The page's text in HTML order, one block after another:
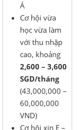
Á
Cơ hội vừa
học vừa làm
với thu nhập
cao, khoảng
2,600 – 3,600
SGD/tháng
(43,000,000 –
60,000,000
VND)
Cơ hội xin E –